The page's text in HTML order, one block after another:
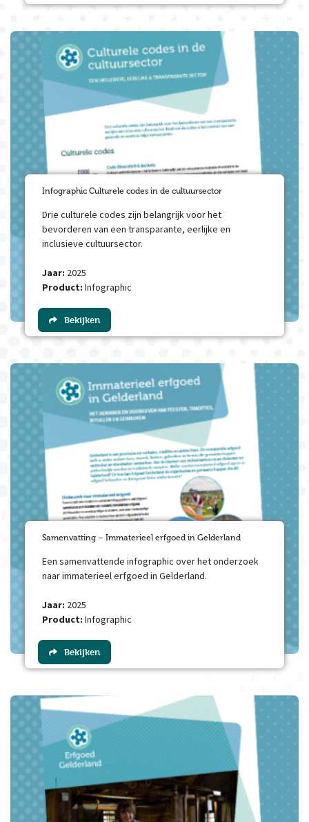
Infographic Culturele codes in de cultuursector
Drie culturele codes zijn belangrijk voor het
bevorderen van een transparante, eerlijke en
inclusieve cultuursector.
Jaar: 2025
Product: Infographic
Bekijken
Samenvatting – Immaterieel erfgoed in Gelderland
Een samenvattende infographic over het onderzoek
naar immaterieel erfgoed in Gelderland.
Jaar: 2025
Product: Infographic
Bekijken